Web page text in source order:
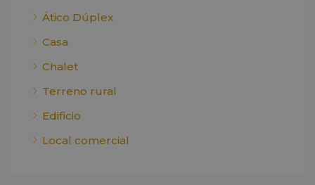
Ático Dúplex
Casa
Chalet
Terreno rural
Edificio
Local comercial